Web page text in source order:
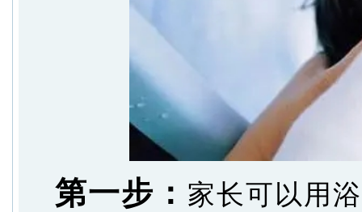
第一步： 家长可以用